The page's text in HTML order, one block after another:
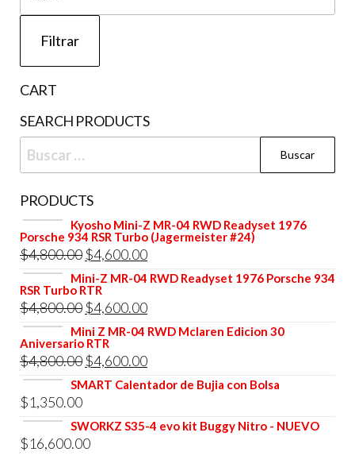
Filtrar
CART
SEARCH PRODUCTS
Buscar:
PRODUCTS
Kyosho Mini-Z MR-04 RWD Readyset 1976
Porsche 934 RSR Turbo (Jagermeister #24)
$4,800.00 El
precio
original
era:
$4,800.00.
$4,600.00El
precio
es:
Mini-Z MR-04 RWD Readyset 1976 Porsche 934
RSR Turbo RTR
$4,800.00 El
precio
original
era:
$4,600.00El
precio
es:
$4,600.00.
Mini Z MR-04 RWD Mclaren Edicion 30
Aniversario RTR
$4,800.00 El
precio
era:
$4,800.00.
$4,600.00El
precio
es:
SMART Calentador de Bujia con Bolsa
$1,350.00
SWORKZ S35-4 evo kit Buggy Nitro - NUEVO
$16,600.00